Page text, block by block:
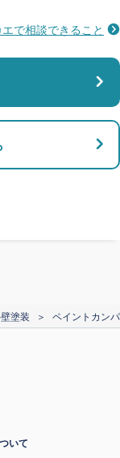
で相談できること
塗装 ＞ ペイントカン
いて